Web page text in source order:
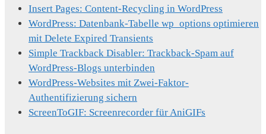
Insert Pages: Content-Recycling in WordPress
WordPress: Datenbank-Tabelle wp_options optimieren
mit Delete Expired Transients
Simple Trackback Disabler: Trackback-Spam auf
WordPress-Blogs unterbinden
WordPress-Websites mit Zwei-Faktor-
Authentifizierung sichern
ScreenToGIF: Screenrecorder für AniGIFs